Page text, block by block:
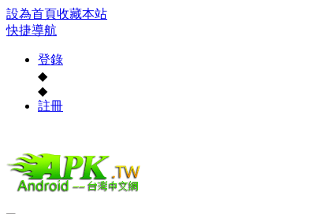
設為首頁收藏本站
快捷導航
登錄
◆
◆
註冊